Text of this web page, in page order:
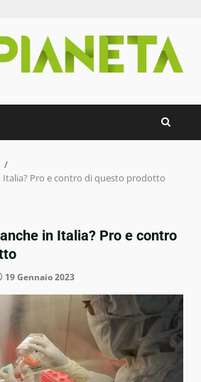
Italia? Pro e contro di questo prodotto
in Italia? Pro e contro
19 Gennaio 2023